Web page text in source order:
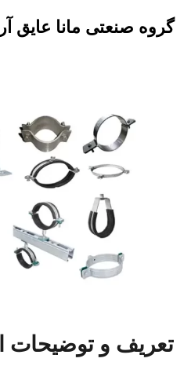
گروه صنعتی مانا عایق
تعریف و توضیحات